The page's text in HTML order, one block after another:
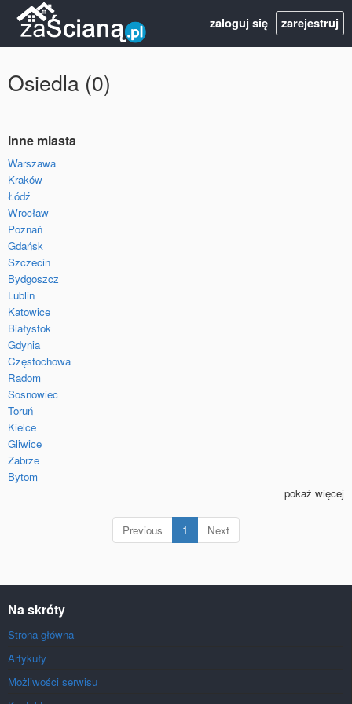
zaloguj się zarejestruj
Osiedla (0)
inne miasta
Warszawa
Kraków
Łódź
Wrocław
Poznań
Gdańsk
Szczecin
Bydgoszcz
Lublin
Katowice
Białystok
Gdynia
Częstochowa
Radom
Sosnowiec
Toruń
Kielce
Gliwice
Zabrze
Bytom
pokaż więcej
Previous 1 (current)
Next
Na skróty
Strona główna
Artykuły
Możliwości serwisu